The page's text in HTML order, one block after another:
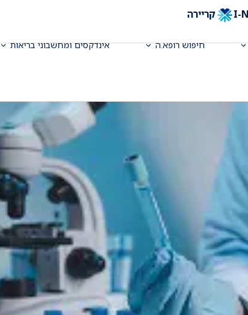
קריירה
חיפוש רופא.ה אינדקסים ומחשבוני בריאות